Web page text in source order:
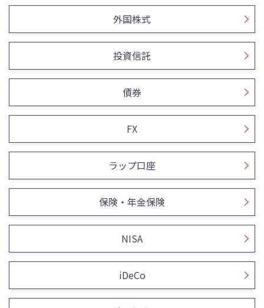
外国株式
投資信託
債券
FX
ラップ口座
保険・年金保険
NISA
iDeCo